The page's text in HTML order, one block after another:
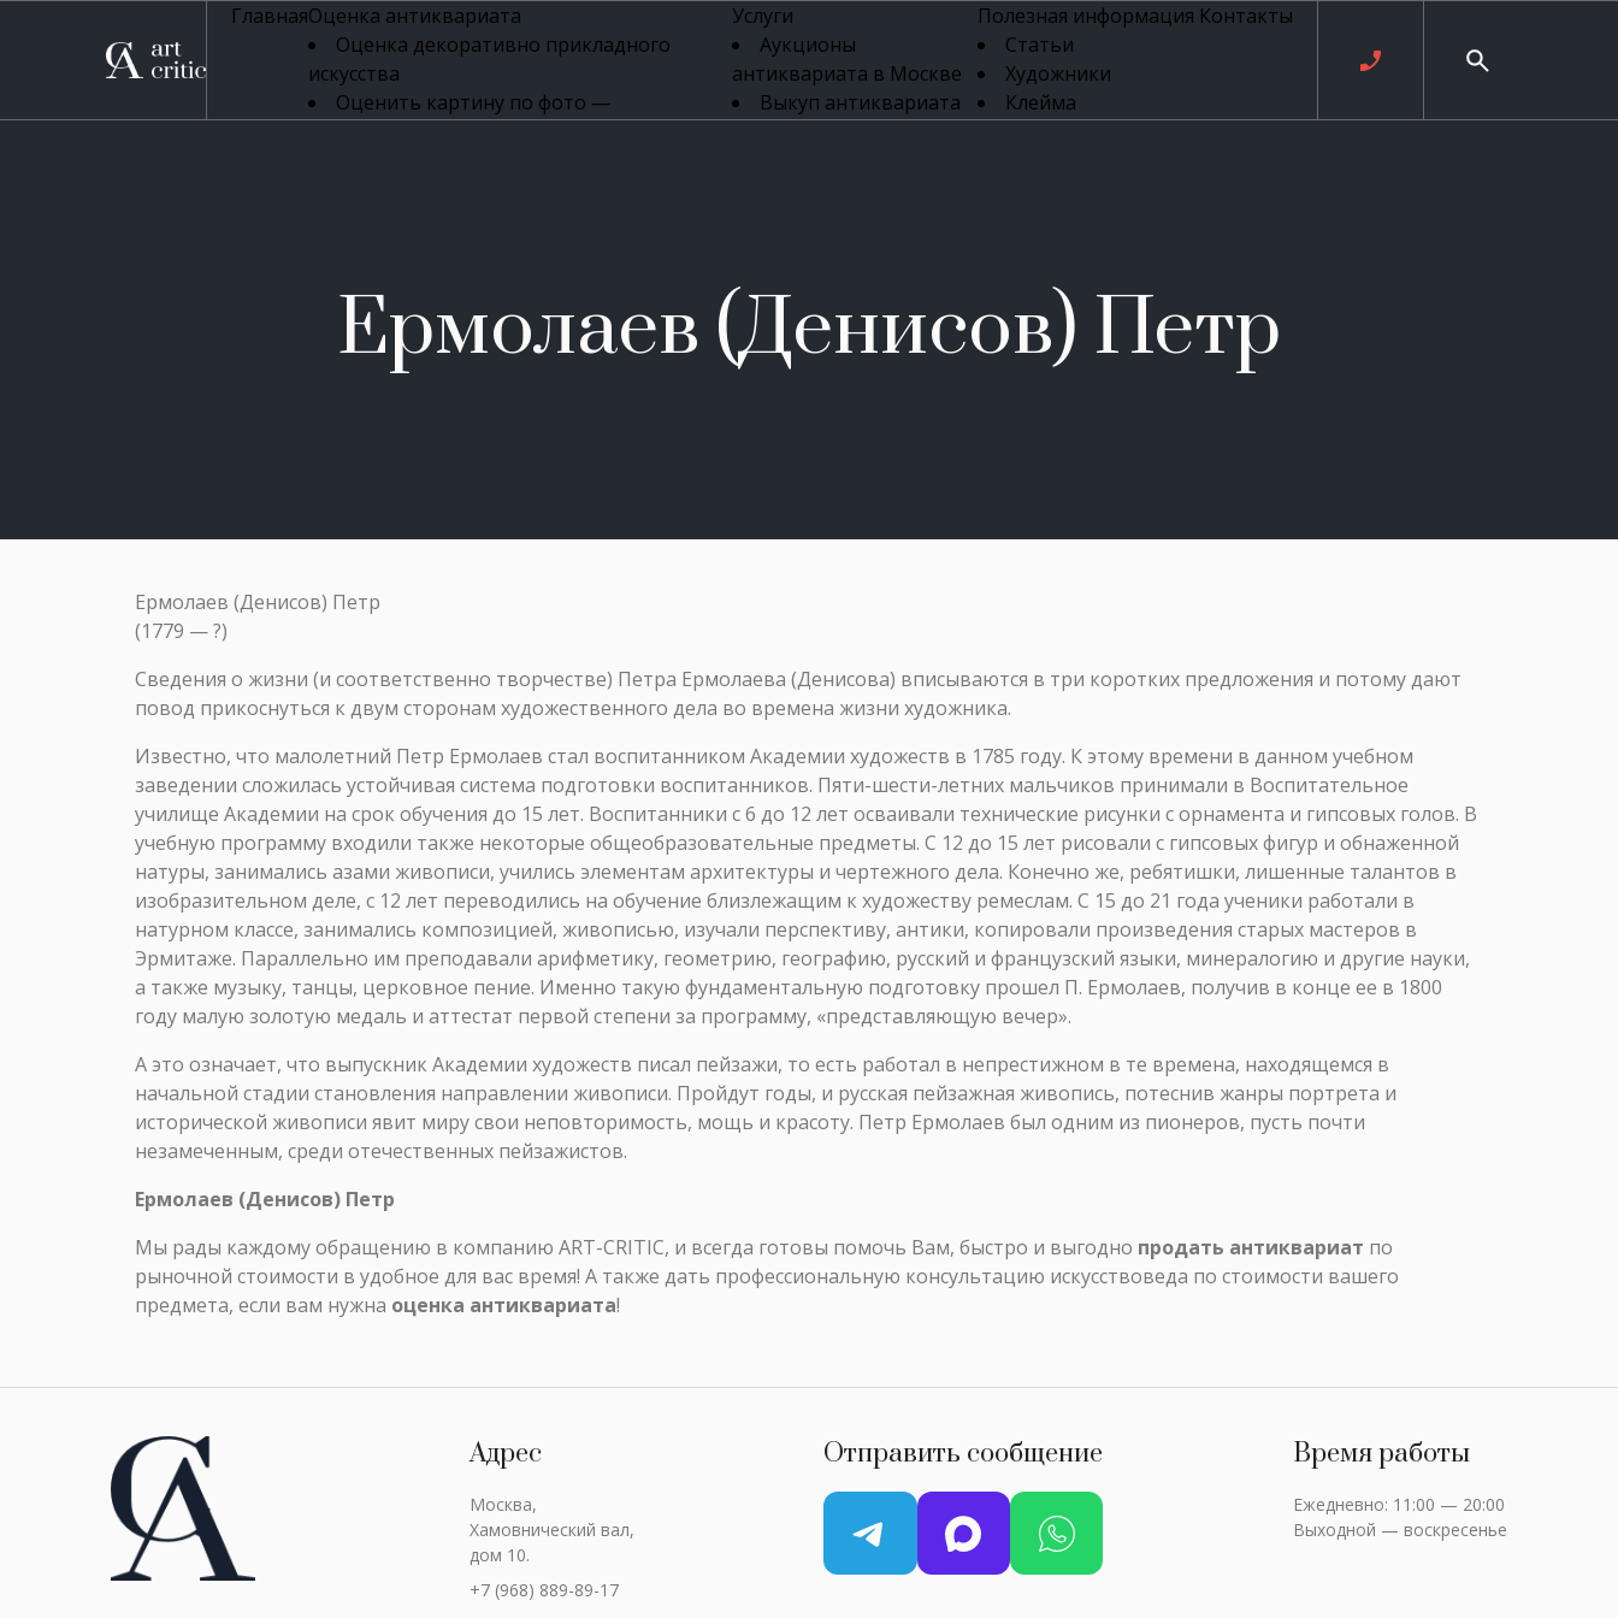
ГлавнаяОценка антиквариата
Оценка декоративно прикладного
искусства
Оценить картину по фото —
Оценка антикварной мебели
Оценка книг
Оценка бронзовых изделий
Услуги
Аукционы
антиквариата в Москве
Выкуп антиквариата
Скупка антиквариата
Скупка антикварной
мебели
вещей
Полезная информация
Статьи
Художники
Клейма
Фарфоровые
Ювелирные
Контакты
Ермолаев (Денисов) Петр
Ермолаев (Денисов) Петр
(1779 — ?)
Сведения о жизни (и соответственно творчестве) Петра Ермолаева (Денисова) вписываются в три коротких предложения и потому дают
повод прикоснуться к двум сторонам художественного дела во времена жизни художника.
Известно, что малолетний Петр Ермолаев стал воспитанником Академии художеств в 1785 году. К этому времени в данном учебном
заведении сложилась устойчивая система подготовки воспитанников. Пяти-шести-летних мальчиков принимали в Воспитательное
училище Академии на срок обучения до 15 лет. Воспитанники с 6 до 12 лет осваивали технические рисунки с орнамента и гипсовых голов. В
учебную программу входили также некоторые общеобразовательные предметы. С 12 до 15 лет рисовали с гипсовых фигур и обнаженной
натуры, занимались азами живописи, учились элементам архитектуры и чертежного дела. Конечно же, ребятишки, лишенные талантов в
изобразительном деле, с 12 лет переводились на обучение близлежащим к художеству ремеслам. С 15 до 21 года ученики работали в
натурном классе, занимались композицией, живописью, изучали перспективу, антики, копировали произведения старых мастеров в
Эрмитаже. Параллельно им преподавали арифметику, геометрию, географию, русский и французский языки, минералогию и другие науки,
а также музыку, танцы, церковное пение. Именно такую фундаментальную подготовку прошел П. Ермолаев, получив в конце ее в 1800
году малую золотую медаль и аттестат первой степени за программу, «представляющую вечер».
А это означает, что выпускник Академии художеств писал пейзажи, то есть работал в непрестижном в те времена, находящемся в
начальной стадии становления направлении живописи. Пройдут годы, и русская пейзажная живопись, потеснив жанры портрета и
исторической живописи явит миру свои неповторимость, мощь и красоту. Петр Ермолаев был одним из пионеров, пусть почти
незамеченным, среди отечественных пейзажистов.
Ермолаев (Денисов) Петр
Мы рады каждому обращению в компанию ART-CRITIC, и всегда готовы помочь Вам, быстро и выгодно продать антиквариат по
рыночной стоимости в удобное для вас время! А также дать профессиональную консультацию искусствоведа по стоимости вашего
предмета, если вам нужна оценка антиквариата!
Адрес
Москва,
Хамовнический вал,
дом 10.
+7 (968) 889-89-17
Отправить сообщение Время работы
Ежедневно: 11:00 — 20:00
Выходной — воскресенье